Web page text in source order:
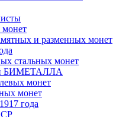
монет
и разменных монет
стальных монет
БИМЕТАЛЛА
монет
монет
года